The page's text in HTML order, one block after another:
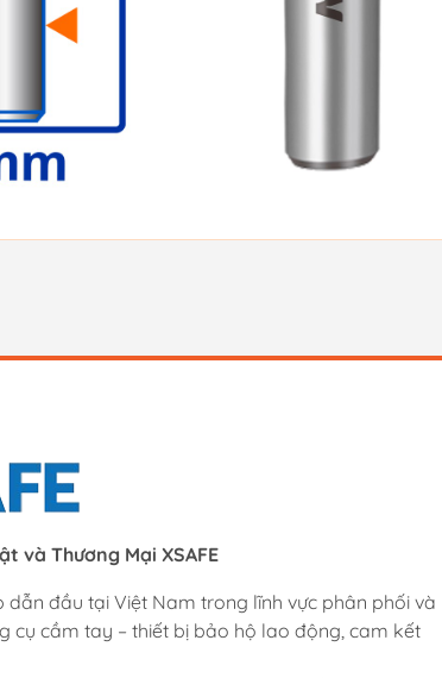
và Thương Mại XSAFE
dẫn đầu tại Việt Nam trong lĩnh vực phân phối và
cụ cầm tay – thiết bị bảo hộ lao động, cam kết